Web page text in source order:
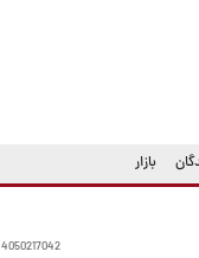
بازار
4050217042